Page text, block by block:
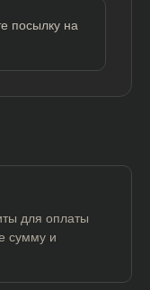
посылку на
для оплаты
сумму и